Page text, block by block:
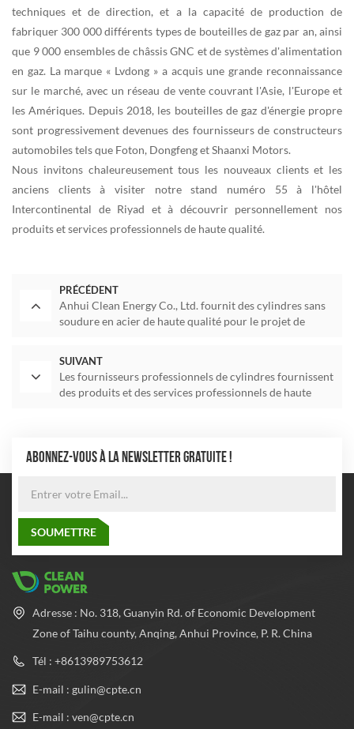
techniques et de direction, et a la capacité de production de
fabriquer 300 000 différents types de bouteilles de gaz par an, ainsi
que 9 000 ensembles de châssis GNC et de systèmes d'alimentation
en gaz. La marque « Lvdong » a acquis une grande reconnaissance
sur le marché, avec un réseau de vente couvrant l'Asie, l'Europe et
les Amériques. Depuis 2018, les bouteilles de gaz d'énergie propre
sont progressivement devenues des fournisseurs de constructeurs
automobiles tels que Foton, Dongfeng et Shaanxi Motors.
Nous invitons chaleureusement tous les nouveaux clients et les
anciens clients à visiter notre stand numéro 55 à l'hôtel
Intercontinental de Riyad et à découvrir personnellement nos
produits et services professionnels de haute qualité.
PRÉCÉDENT
Anhui Clean Energy Co., Ltd. fournit des cylindres sans
soudure en acier de haute qualité pour le projet de
SUIVANT
Les fournisseurs professionnels de cylindres fournissent
des produits et des services professionnels de haute
ABONNEZ-VOUS À LA NEWSLETTER GRATUITE !
Adresse : No. 318, Guanyin Rd. of Economic Development
Zone of Taihu county, Anqing, Anhui Province, P. R. China
Tél : +8613989753612
E-mail : gulin@cpte.cn
E-mail : ven@cpte.cn